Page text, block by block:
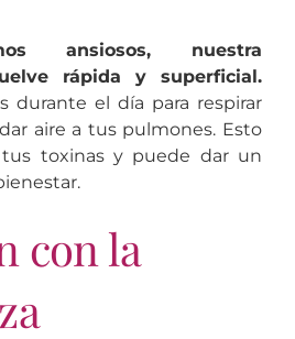
ansiosos, nuestra
rápida y superficial.
durante el día para respirar
aire a tus pulmones. Esto
tus toxinas y puede dar un
con la